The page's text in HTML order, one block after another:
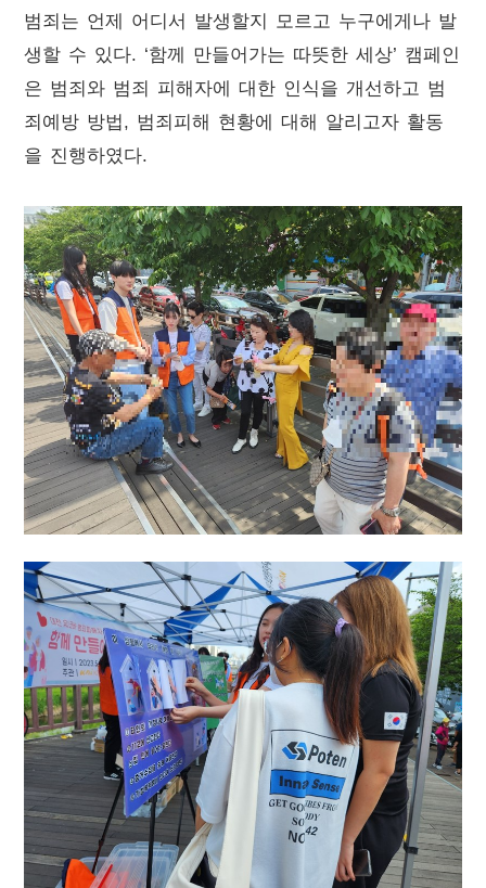
범죄는 언제 어디서 발생할지 모르고 누구에게나 발
생할 수 있다. ‘함께 만들어가는 따뜻한 세상’ 캠페인
은 범죄와 범죄 피해자에 대한 인식을 개선하고 범
죄예방 방법, 범죄피해 현황에 대해 알리고자 활동
을 진행하였다.